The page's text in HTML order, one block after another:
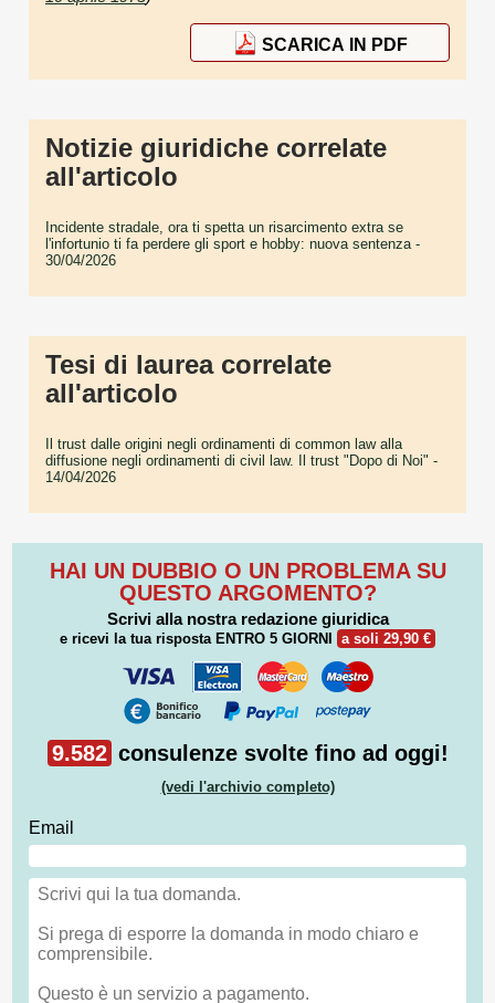
SCARICA IN PDF
Notizie giuridiche correlate
all'articolo
Incidente stradale, ora ti spetta un risarcimento extra se
l'infortunio ti fa perdere gli sport e hobby: nuova sentenza-
30/04/2026
Tesi di laurea correlate
all'articolo
Il trust dalle origini negli ordinamenti di common law alla
diffusione negli ordinamenti di civil law. Il trust "Dopo di Noi" -
14/04/2026
HAI UN DUBBIO O UN PROBLEMA SU
QUESTO ARGOMENTO?
Scrivi alla nostra redazione giuridica
e ricevi la tua risposta ENTRO 5 GIORNI a soli 29,90 €
9.582 consulenze svolte fino ad oggi!
(vedi l'archivio completo)
Email